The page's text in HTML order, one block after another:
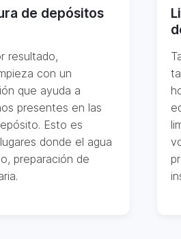
de depósitos
resultado,
con un
que ayuda a
presentes en las
Esto es
donde el agua
preparación de